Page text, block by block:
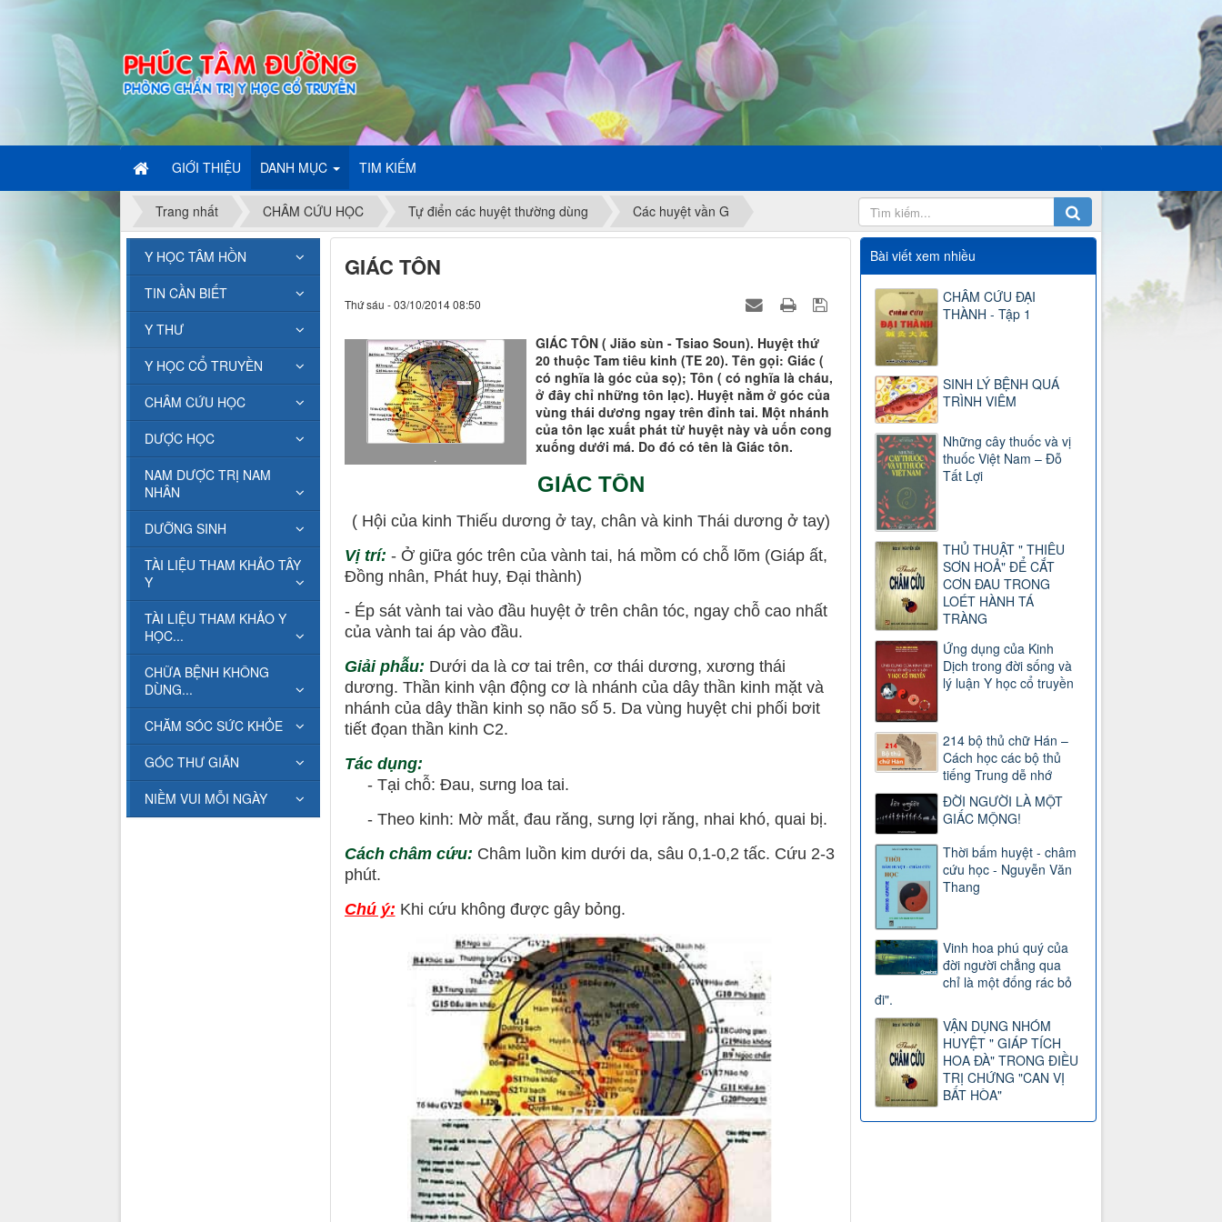
GIỚI THIỆU DANH MỤC TIM KIẾM
Trang nhất CHÂM CỨU HỌC Tự điển các huyệt thường dùng Các huyệt vần G
GIÁC TÔN
Thứ sáu - 03/10/2014 08:50
.
GIÁC TÔN ( Jiăo sùn - Tsiao Soun). Huyệt thứ
20 thuộc Tam tiêu kinh (TE 20). Tên gọi: Giác (
có nghĩa là góc của sọ); Tôn ( có nghĩa là cháu,
ở đây chỉ những tôn lạc). Huyệt nằm ở góc của
vùng thái dương ngay trên đỉnh tai. Một nhánh
của tôn lạc xuất phát từ huyệt này và uốn cong
xuống dưới má. Do đó có tên là Giác tôn.
GIÁC TÔN
( Hội của kinh Thiếu dương ở tay, chân và kinh Thái dương ở tay)
Vị trí: - Ở giữa góc trên của vành tai, há mồm có chỗ lõm (Giáp ất,
Đồng nhân, Phát huy, Đại thành)
- Ép sát vành tai vào đầu huyệt ở trên chân tóc, ngay chỗ cao nhất
của vành tai áp vào đầu.
Giải phẫu: Dưới da là cơ tai trên, cơ thái dương, xương thái
dương. Thần kinh vận động cơ là nhánh của dây thần kinh mặt và
nhánh của dây thần kinh sọ não số 5. Da vùng huyệt chi phối bơit
tiết đọan thần kinh C2.
Tác dụng:
- Tại chỗ: Đau, sưng loa tai.
- Theo kinh: Mờ mắt, đau răng, sưng lợi răng, nhai khó, quai bị.
Cách châm cứu: Châm luồn kim dưới da, sâu 0,1-0,2 tấc. Cứu 2-3
phút.
Chú ý: Khi cứu không được gây bỏng.
Bài viết xem nhiều
CHÂM CỨU ĐẠI
THÀNH - Tập 1
SINH LÝ BỆNH QUÁ
TRÌNH VIÊM
Những cây thuốc và vị
thuốc Việt Nam – Đỗ
Tất Lợi
THỦ THUẬT " THIÊU
SƠN HOẢ" ĐỂ CẮT
CƠN ĐAU TRONG
LOÉT HÀNH TÁ
TRÀNG
Ứng dụng của Kinh
Dịch trong đời sống và
lý luận Y học cổ truyền
214 bộ thủ chữ Hán –
Cách học các bộ thủ
tiếng Trung dễ nhớ
ĐỜI NGƯỜI LÀ MỘT
GIẤC MỘNG!
Thời bấm huyệt - châm
cứu học - Nguyễn Văn
Thang
Vinh hoa phú quý của
đời người chẳng qua
chỉ là một đống rác bỏ
đi".
VẬN DỤNG NHÓM
HUYỆT " GIÁP TÍCH
HOA ĐÀ" TRONG ĐIỀU
TRỊ CHỨNG "CAN VỊ
BẤT HÒA"
Y HỌC TÂM HỒN
TIN CẦN BIẾT
Y THƯ
Y HỌC CỔ TRUYỀN
CHÂM CỨU HỌC
DƯỢC HỌC
NAM DƯỢC TRỊ NAM
NHÂN
DƯỠNG SINH
TÀI LIỆU THAM KHẢO TÂY
Y
TÀI LIỆU THAM KHẢO Y
HỌC...
CHỮA BỆNH KHÔNG
DÙNG...
CHĂM SÓC SỨC KHỎE
GÓC THƯ GIÃN
NIỀM VUI MỖI NGÀY